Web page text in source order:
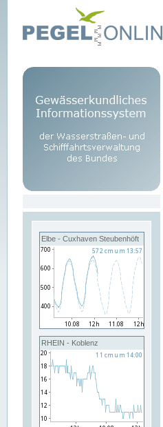
Elbe - Cuxhaven Steubenhöft
RHEIN - Koblenz